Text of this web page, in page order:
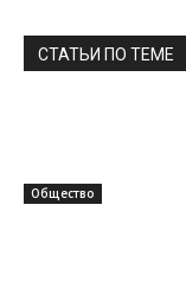
СТАТЬИ ПО ТЕМЕ
Общество